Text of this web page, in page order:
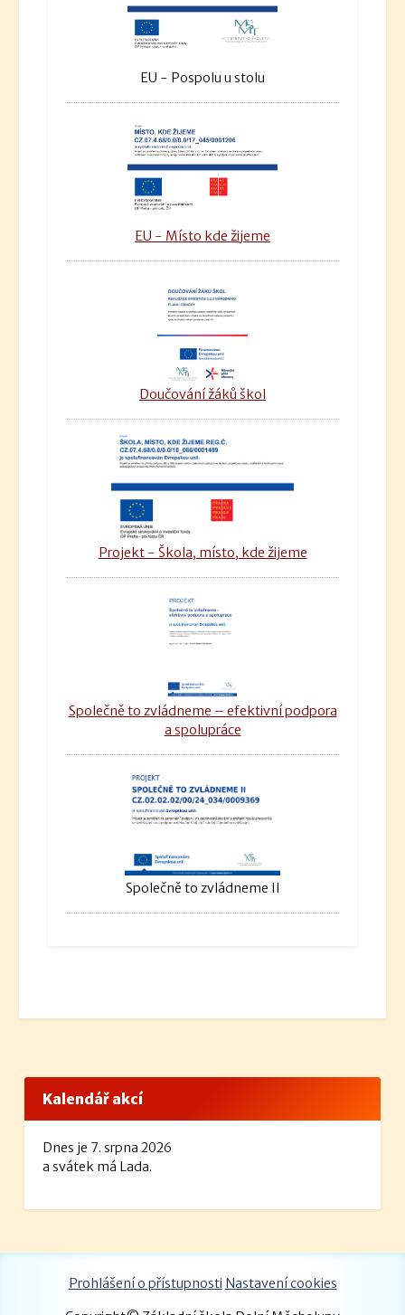
EU - Pospolu u stolu
EU - Místo kde žijeme
Doučování žáků škol
Projekt - Škola, místo, kde žijeme
Společně to zvládneme – efektivní podpora
a spolupráce
Společně to zvládneme II
Kalendář akcí
Dnes je 7. srpna 2026
a svátek má Lada.
Prohlášení o přístupnosti Nastavení cookies